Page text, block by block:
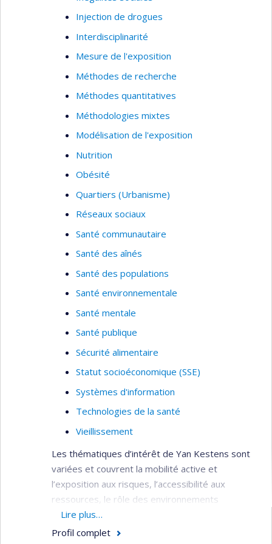
system analysis, performance indicators, and
patient outcomes
Injection de drogues
Interdisciplinarité
Mesure de l'exposition
Méthodes de recherche
Méthodes quantitatives
Méthodologies mixtes
Modélisation de l'exposition
Nutrition
Obésité
Quartiers (Urbanisme)
Réseaux sociaux
Santé communautaire
Santé des aînés
Santé des populations
Santé environnementale
Santé mentale
Santé publique
Sécurité alimentaire
Statut socioéconomique (SSE)
Systèmes d'information
Technologies de la santé
Vieillissement
Les thématiques d’intérêt de Yan Kestens sont
variées et couvrent la mobilité active et
l’exposition aux risques, l’accessibilité aux
ressources, le rôle des environnements
alimentaires, le vieillissement et la santé mentale.
Développement et application d’outils de
Lire plus…
Profil complet